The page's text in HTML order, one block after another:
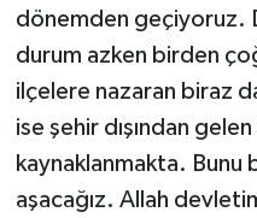
dönemden geçiyoruz.
durum azken birden
ilçelere nazaran biraz
ise şehir dışından
kaynaklanmakta. Bunu
aşacağız. Allah